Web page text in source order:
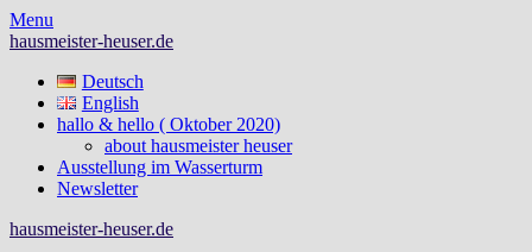
Skip
to
Menu
hausmeister-heuser.de
Deutsch
English
hallo & hello ( Oktober 2020)
about hausmeister heuser
Ausstellung im Wasserturm
Newsletter
hausmeister-heuser.de